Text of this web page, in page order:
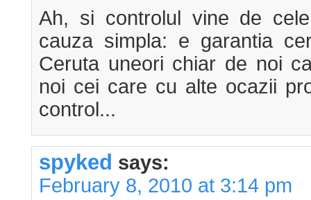
Ah, si controlul vine de
cauza simpla: e garantia
Ceruta uneori chiar de noi
noi cei care cu alte ocazii
control...
spyked says:
February 8, 2010 at 3:14 pm